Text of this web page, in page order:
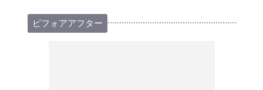
ビフォアアフター